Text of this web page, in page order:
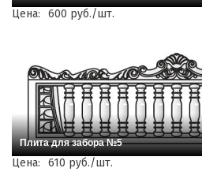
Цена: 600 руб./шт.
Плита для забора №5
Цена: 610 руб./шт.